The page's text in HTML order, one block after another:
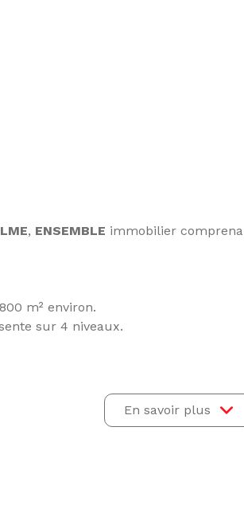
, ENSEMBLE immobilier
m² environ.
sur 4 niveaux.
roulants électriques au rez de
En savoir plus